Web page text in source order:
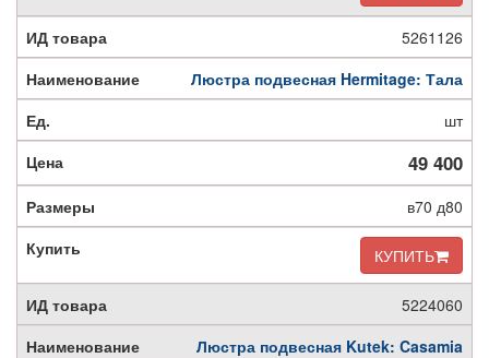
5261126
Люстра подвесная Hermitage: Тала
шт
49 400
в70 д80
КУПИТЬ
5224060
Люстра подвесная Kutek: Casamia